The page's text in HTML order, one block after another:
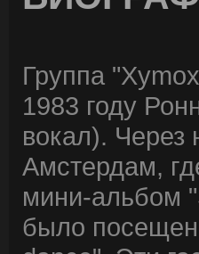
Группа
1983 году
вокал). Через
Амстердам,
мини-альбом
было